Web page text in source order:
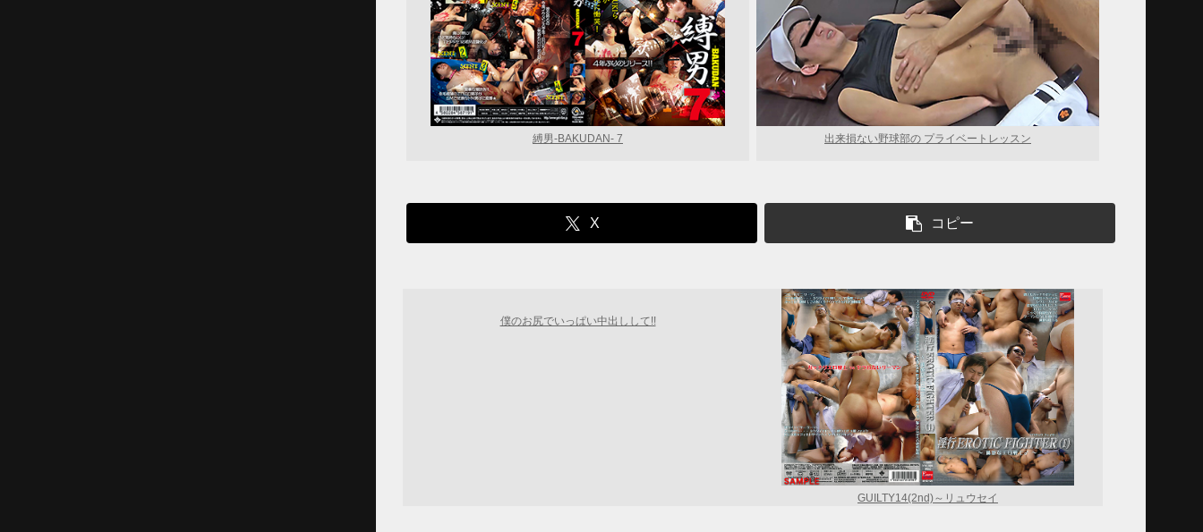
縛男-BAKUDAN- 7 出来損ない野球部の プライベートレッスン
X コピー
僕のお尻でいっぱい中出しして!!
GUILTY14(2nd)～リュウセイ